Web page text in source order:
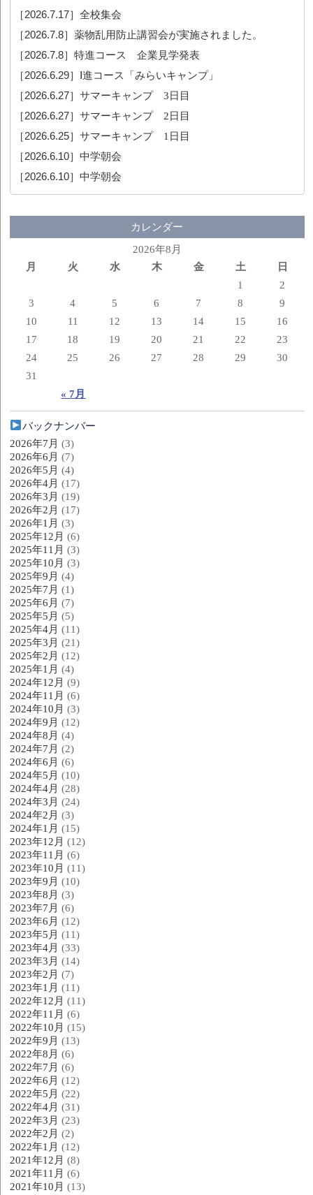
［2026.7.17］全校集会
［2026.7.8］薬物乱用防止講習会が実施されました。
［2026.7.8］特進コース 企業見学発表
［2026.6.29］ Ⅰ進コース「みらいキャンプ」
［2026.6.27］サマーキャンプ 3日目
［2026.6.27］サマーキャンプ 2日目
［2026.6.25］サマーキャンプ 1日目
［2026.6.10］中学朝会
［2026.6.10］中学朝会
カレンダー
2026年8月
月
火 水 木 金 土 日
« 7月
1
2
3
4 5 6 7 8
9
10
11 12 13 14 15
16
17
18 19 20 21 22
23
24
25 26 27 28 29
30
31
バックナンバー
2026年7月 (3)
2026年6月 (7)
2026年5月 (4)
2026年4月 (17)
2026年3月 (19)
2026年2月 (17)
2026年1月 (3)
2025年12月 (6)
2025年11月 (3)
2025年10月 (3)
2025年9月 (4)
2025年7月 (1)
2025年6月 (7)
2025年5月 (5)
2025年4月 (11)
2025年3月 (21)
2025年2月 (12)
2025年1月 (4)
2024年12月 (9)
2024年11月 (6)
2024年10月 (3)
2024年9月 (12)
2024年8月 (4)
2024年7月 (2)
2024年6月 (6)
2024年5月 (10)
2024年4月 (28)
2024年3月 (24)
2024年2月 (3)
2024年1月 (15)
2023年12月 (12)
2023年11月 (6)
2023年10月 (11)
2023年9月 (10)
2023年8月 (3)
2023年7月 (6)
2023年6月 (12)
2023年5月 (11)
2023年4月 (33)
2023年3月 (14)
2023年2月 (7)
2023年1月 (11)
2022年12月 (11)
2022年11月 (6)
2022年10月 (15)
2022年9月 (13)
2022年8月 (6)
2022年7月 (6)
2022年6月 (12)
2022年5月 (22)
2022年4月 (31)
2022年3月 (23)
2022年2月 (2)
2022年1月 (12)
2021年12月 (8)
2021年11月 (6)
2021年10月 (13)